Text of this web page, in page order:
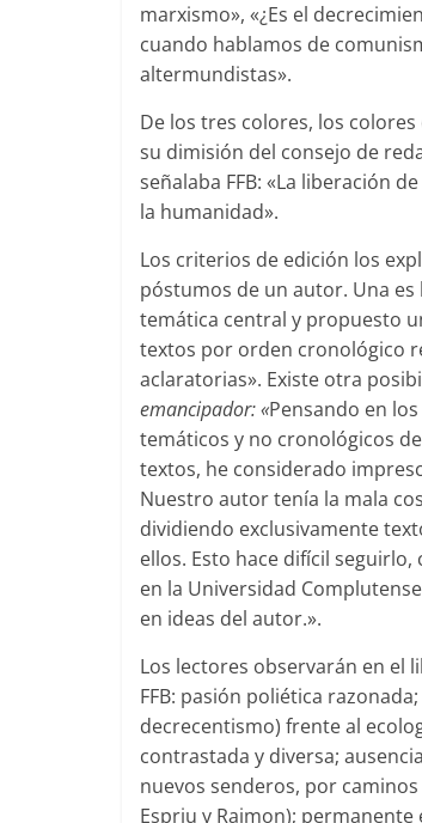
marxismo», «¿Es el
cuando hablamos de
altermundistas».
De los tres colores, los colores
su dimisión del consejo de
señalaba FFB: «La liberación
la humanidad».
Los criterios de edición los
póstumos de un autor. Una
temática central y propuesto
textos por orden cronológico
aclaratorias». Existe otra
emancipador: «Pensando en
temáticos y no cronológicos
textos, he considerado
Nuestro autor tenía la mala
dividiendo exclusivamente
ellos. Esto hace difícil
en la Universidad
en ideas del autor.».
Los lectores observarán en el
FFB: pasión poliética
decrecentismo) frente al
contrastada y diversa;
nuevos senderos, por
Espriu y Raimon);